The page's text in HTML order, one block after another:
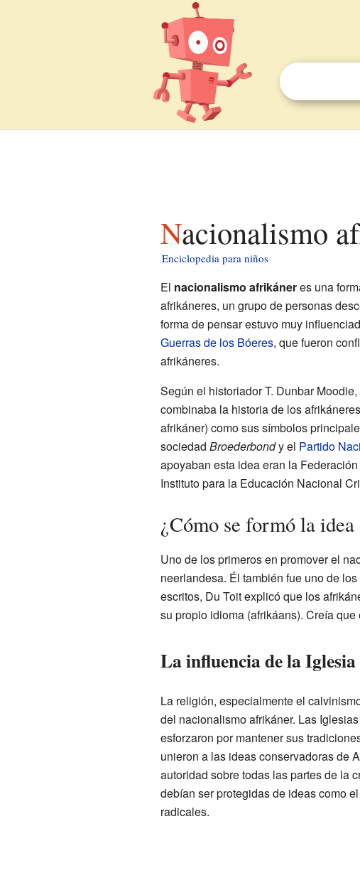
Nacionalismo
Enciclopedia para niños
El nacionalismo afrikáneres una
afrikáneres, un grupo de personas
forma de pensar estuvo muy
Guerras de los Bóeres, que fueron
afrikáneres.
Según el historiador T. Dunbar
combinaba la historia de los
afrikáner) como sus símbolos
sociedad Broederbondy el Partido
apoyaban esta idea eran la
Instituto para la Educación Nacional
¿Cómo se formó la
Uno de los primeros en promover el
neerlandesa. Él también fue uno de
escritos, Du Toit explicó que los
su propio idioma (afrikáans). Creía
La influencia de la
La religión, especialmente el
del nacionalismo afrikáner. Las
esforzaron por mantener sus
unieron a las ideas conservadoras de
autoridad sobre todas las partes de la
debían ser protegidas de ideas como el
radicales.